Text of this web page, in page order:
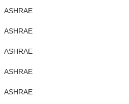
ASHRAE
ASHRAE
ASHRAE
ASHRAE
ASHRAE